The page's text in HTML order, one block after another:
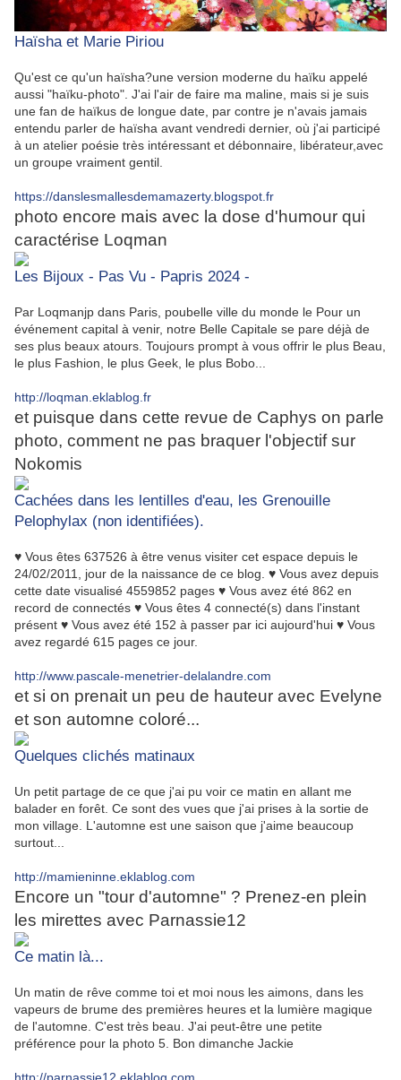
Haïsha et Marie Piriou
Qu'est ce qu'un haïsha?une version moderne du haïku appelé
aussi "haïku-photo". J'ai l'air de faire ma maline, mais si je suis
une fan de haïkus de longue date, par contre je n'avais jamais
entendu parler de haïsha avant vendredi dernier, où j'ai participé
à un atelier poésie très intéressant et débonnaire, libérateur,avec
un groupe vraiment gentil.
https://danslesmallesdemamazerty.blogspot.fr
photo encore mais avec la dose d'humour qui
caractérise Loqman
Les Bijoux - Pas Vu - Papris 2024 -
Par Loqmanjp dans Paris, poubelle ville du monde le Pour un
événement capital à venir, notre Belle Capitale se pare déjà de
ses plus beaux atours. Toujours prompt à vous offrir le plus Beau,
le plus Fashion, le plus Geek, le plus Bobo...
http://loqman.eklablog.fr
et puisque dans cette revue de Caphys on parle
photo, comment ne pas braquer l'objectif sur
Nokomis
Cachées dans les lentilles d'eau, les Grenouille
Pelophylax (non identifiées).
♥ Vous êtes 637526 à être venus visiter cet espace depuis le
24/02/2011, jour de la naissance de ce blog. ♥ Vous avez depuis
cette date visualisé 4559852 pages ♥ Vous avez été 862 en
record de connectés ♥ Vous êtes 4 connecté(s) dans l'instant
présent ♥ Vous avez été 152 à passer par ici aujourd'hui ♥ Vous
avez regardé 615 pages ce jour.
http://www.pascale-menetrier-delalandre.com
et si on prenait un peu de hauteur avec Evelyne
et son automne coloré...
Quelques clichés matinaux
Un petit partage de ce que j'ai pu voir ce matin en allant me
balader en forêt. Ce sont des vues que j'ai prises à la sortie de
mon village. L'automne est une saison que j'aime beaucoup
surtout...
http://mamieninne.eklablog.com
Encore un "tour d'automne" ? Prenez-en plein
les mirettes avec Parnassie12
Ce matin là...
Un matin de rêve comme toi et moi nous les aimons, dans les
vapeurs de brume des premières heures et la lumière magique
de l'automne. C'est très beau. J'ai peut-être une petite
préférence pour la photo 5. Bon dimanche Jackie
http://parnassie12.eklablog.com